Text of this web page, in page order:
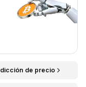
de precio